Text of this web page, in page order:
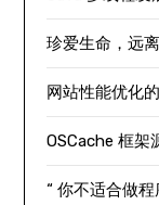
珍爱生命，远
网站性能优化
OSCache 框架
“ 你不适合做程